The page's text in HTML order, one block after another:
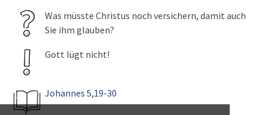
Was müsste Christus noch versichern, damit auch
Sie ihm glauben?
Gott lügt nicht!
Johannes 5,19-30